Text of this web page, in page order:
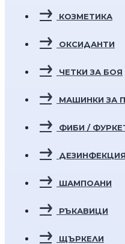
КОЗМЕТИКА
ОКСИДАНТИ
ЧЕТКИ ЗА БОЯ
МАШИНКИ ЗА
ФИБИ /
ДЕЗИНФЕКЦИЯ
ШАМПОАНИ
РЪКАВИЦИ
ЩЪРКЕЛИ